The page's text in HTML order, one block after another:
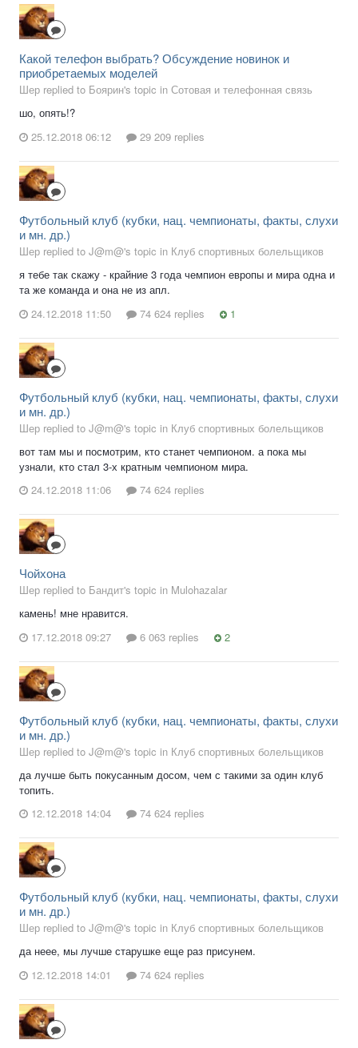
Какой телефон выбрать? Обсуждение новинок и
приобретаемых моделей
Шер replied to Боярин's topic in Сотовая и телефонная связь
шо, опять!?
25.12.2018 06:12
29 209 replies
Футбольный клуб (кубки, нац. чемпионаты, факты, слухи
и мн. др.)
Шер replied to J@m@'s topic in Клуб спортивных болельщиков
я тебе так скажу - крайние 3 года чемпион европы и мира одна и
та же команда и она не из апл.
24.12.2018 11:50
74 624 replies 1
Футбольный клуб (кубки, нац. чемпионаты, факты, слухи
и мн. др.)
Шер replied to J@m@'s topic in Клуб спортивных болельщиков
вот там мы и посмотрим, кто станет чемпионом. а пока мы
узнали, кто стал 3-х кратным чемпионом мира.
24.12.2018 11:06
74 624 replies
Чойхона
Шер replied to Бандит's topic in Mulohazalar
камень! мне нравится.
17.12.2018 09:27
6 063 replies 2
Футбольный клуб (кубки, нац. чемпионаты, факты, слухи
и мн. др.)
Шер replied to J@m@'s topic in Клуб спортивных болельщиков
да лучше быть покусанным досом, чем с такими за один клуб
топить.
12.12.2018 14:04
74 624 replies
Футбольный клуб (кубки, нац. чемпионаты, факты, слухи
и мн. др.)
Шер replied to J@m@'s topic in Клуб спортивных болельщиков
да неее, мы лучше старушке еще раз присунем.
12.12.2018 14:01
74 624 replies